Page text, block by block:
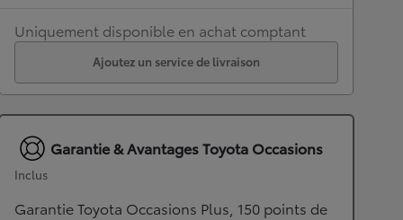
Uniquement disponible en achat comptant
Ajoutez un service de livraison
Garantie & Avantages Toyota Occasions
Inclus
Garantie Toyota Occasions Plus, 150 points de